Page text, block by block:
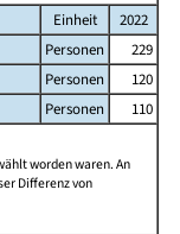
Einheit
2022
Personen
229
Personen
120
Personen
110
worden waren. An
Differenz von